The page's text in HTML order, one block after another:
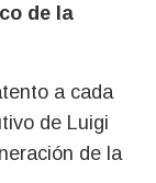
de la
a cada
de Luigi
de la